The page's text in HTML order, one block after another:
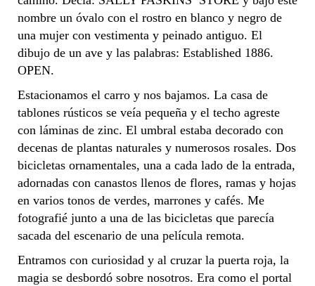
nombre un óvalo con el rostro en blanco y negro de
una mujer con vestimenta y peinado antiguo. El
dibujo de un ave y las palabras: Established 1886.
OPEN.
Estacionamos el carro y nos bajamos. La casa de
tablones rústicos se veía pequeña y el techo agreste
con láminas de zinc. El umbral estaba decorado con
decenas de plantas naturales y numerosos rosales. Dos
bicicletas ornamentales, una a cada lado de la entrada,
adornadas con canastos llenos de flores, ramas y hojas
en varios tonos de verdes, marrones y cafés. Me
fotografié junto a una de las bicicletas que parecía
sacada del escenario de una película remota.
Entramos con curiosidad y al cruzar la puerta roja, la
magia se desbordó sobre nosotros. Era como el portal